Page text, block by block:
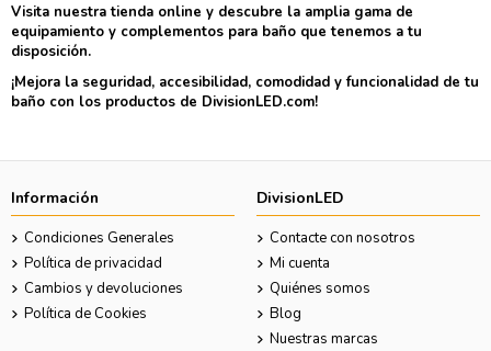
Visita nuestra tienda online y descubre la amplia gama de
equipamiento y complementos para baño que tenemos a tu
disposición.
¡Mejora la seguridad, accesibilidad, comodidad y funcionalidad de tu
baño con los productos de DivisionLED.com!
Información
Condiciones Generales
Política de privacidad
Cambios y devoluciones
Política de Cookies
DivisionLED
Contacte con nosotros
Mi cuenta
Quiénes somos
Blog
Nuestras marcas